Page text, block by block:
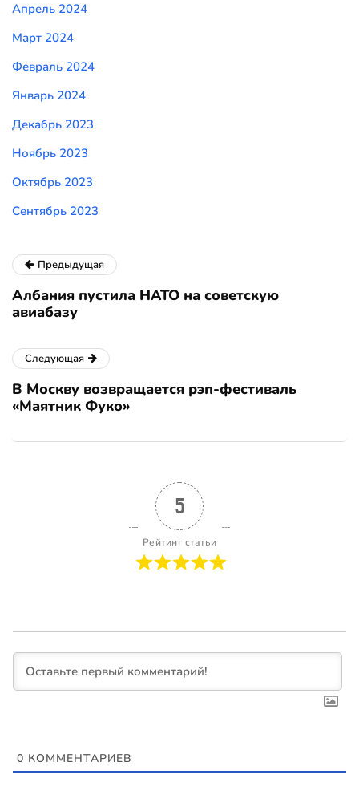
Апрель 2024
Март 2024
Февраль 2024
Январь 2024
Декабрь 2023
Ноябрь 2023
Октябрь 2023
Сентябрь 2023
Предыдущая
Албания пустила НАТО на советскую
авиабазу
Следующая
В Москву возвращается рэп-фестиваль
«Маятник Фуко»
5
Рейтинг статьи
0 КОММЕНТАРИЕВ